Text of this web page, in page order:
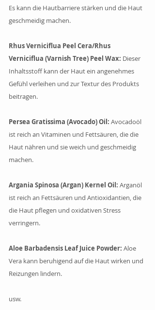
Es kann die Hautbarriere stärken und die Haut
geschmeidig machen.
Rhus Verniciflua Peel Cera/Rhus
Verniciflua (Varnish Tree) Peel Wax: Dieser
Inhaltsstoff kann der Haut ein angenehmes
Gefühl verleihen und zur Textur des Produkts
beitragen.
Persea Gratissima (Avocado) Oil: Avocadoöl
ist reich an Vitaminen und Fettsäuren, die die
Haut nähren und sie weich und geschmeidig
machen.
Argania Spinosa (Argan) Kernel Oil: Arganöl
ist reich an Fettsäuren und Antioxidantien, die
die Haut pflegen und oxidativen Stress
verringern.
Aloe Barbadensis Leaf Juice Powder: Aloe
Vera kann beruhigend auf die Haut wirken und
Reizungen lindern.
usw.